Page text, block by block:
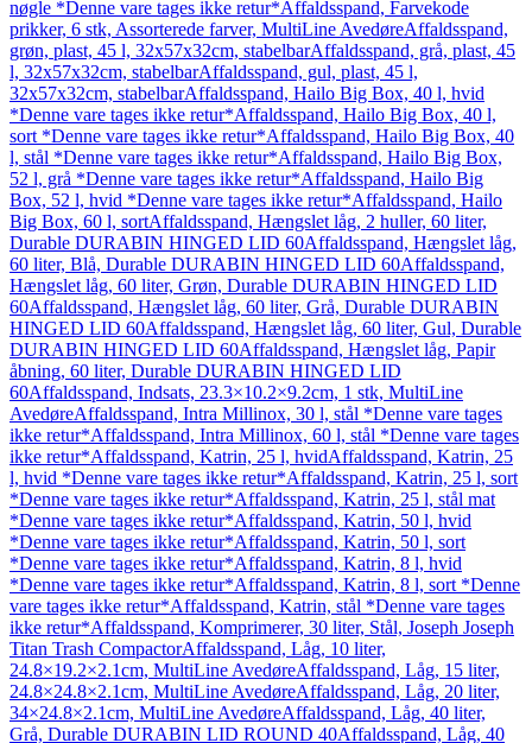
nøgle *Denne vare tages ikke retur*Affaldsspand, Farvekode
prikker, 6 stk, Assorterede farver, MultiLine AvedøreAffaldsspand,
grøn, plast, 45 l, 32x57x32cm, stabelbarAffaldsspand, grå, plast, 45
l, 32x57x32cm, stabelbarAffaldsspand, gul, plast, 45 l,
32x57x32cm, stabelbarAffaldsspand, Hailo Big Box, 40 l, hvid
*Denne vare tages ikke retur*Affaldsspand, Hailo Big Box, 40 l,
sort *Denne vare tages ikke retur*Affaldsspand, Hailo Big Box, 40
l, stål *Denne vare tages ikke retur*Affaldsspand, Hailo Big Box,
52 l, grå *Denne vare tages ikke retur*Affaldsspand, Hailo Big
Box, 52 l, hvid *Denne vare tages ikke retur*Affaldsspand, Hailo
Big Box, 60 l, sortAffaldsspand, Hængslet låg, 2 huller, 60 liter,
Durable DURABIN HINGED LID 60Affaldsspand, Hængslet låg,
60 liter, Blå, Durable DURABIN HINGED LID 60Affaldsspand,
Hængslet låg, 60 liter, Grøn, Durable DURABIN HINGED LID
60Affaldsspand, Hængslet låg, 60 liter, Grå, Durable DURABIN
HINGED LID 60Affaldsspand, Hængslet låg, 60 liter, Gul, Durable
DURABIN HINGED LID 60Affaldsspand, Hængslet låg, Papir
åbning, 60 liter, Durable DURABIN HINGED LID
60Affaldsspand, Indsats, 23.3×10.2×9.2cm, 1 stk, MultiLine
AvedøreAffaldsspand, Intra Millinox, 30 l, stål *Denne vare tages
ikke retur*Affaldsspand, Intra Millinox, 60 l, stål *Denne vare tages
ikke retur*Affaldsspand, Katrin, 25 l, hvidAffaldsspand, Katrin, 25
l, hvid *Denne vare tages ikke retur*Affaldsspand, Katrin, 25 l, sort
*Denne vare tages ikke retur*Affaldsspand, Katrin, 25 l, stål mat
*Denne vare tages ikke retur*Affaldsspand, Katrin, 50 l, hvid
*Denne vare tages ikke retur*Affaldsspand, Katrin, 50 l, sort
*Denne vare tages ikke retur*Affaldsspand, Katrin, 8 l, hvid
*Denne vare tages ikke retur*Affaldsspand, Katrin, 8 l, sort *Denne
vare tages ikke retur*Affaldsspand, Katrin, stål *Denne vare tages
ikke retur*Affaldsspand, Komprimerer, 30 liter, Stål, Joseph Joseph
Titan Trash CompactorAffaldsspand, Låg, 10 liter,
24.8×19.2×2.1cm, MultiLine AvedøreAffaldsspand, Låg, 15 liter,
24.8×24.8×2.1cm, MultiLine AvedøreAffaldsspand, Låg, 20 liter,
34×24.8×2.1cm, MultiLine AvedøreAffaldsspand, Låg, 40 liter,
Grå, Durable DURABIN LID ROUND 40Affaldsspand, Låg, 40